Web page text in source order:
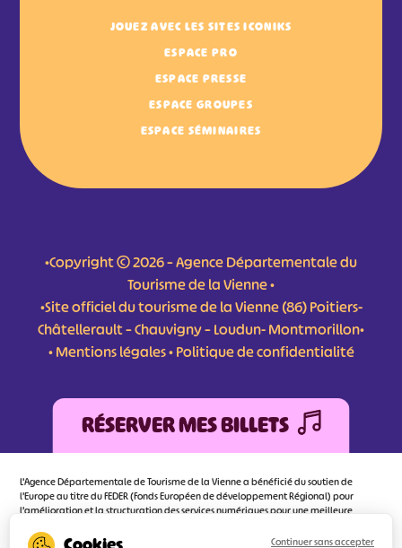
JOUEZ AVEC LES SITES ICONIKS
ESPACE PRO
ESPACE PRESSE
ESPACE GROUPES
ESPACE SÉMINAIRES
•Copyright © 2026 – Agence Départementale du
Tourisme de la Vienne •
•Site officiel du tourisme de la Vienne (86) Poitiers-
Châtellerault – Chauvigny – Loudun- Montmorillon•
•Mentions légales•Politique de confidentialité
RÉSERVER MES BILLETS
L'Agence Départementale de Tourisme de la Vienne a bénéficié du soutien de
l’Europe au titre du FEDER (Fonds Européen de développement Régional) pour
l’amélioration et la structuration des services numériques pour une meilleure
d’orienter au mieux le visiteur.
Continuer sans accepter